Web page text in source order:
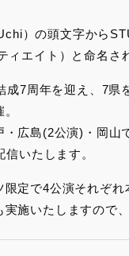
）の頭文字から
ィエイト）と命名さ
成7周年を迎え、7県
・広島(2公演)・岡山
いたします。
限定で4公演それぞれ
実施いたしますので